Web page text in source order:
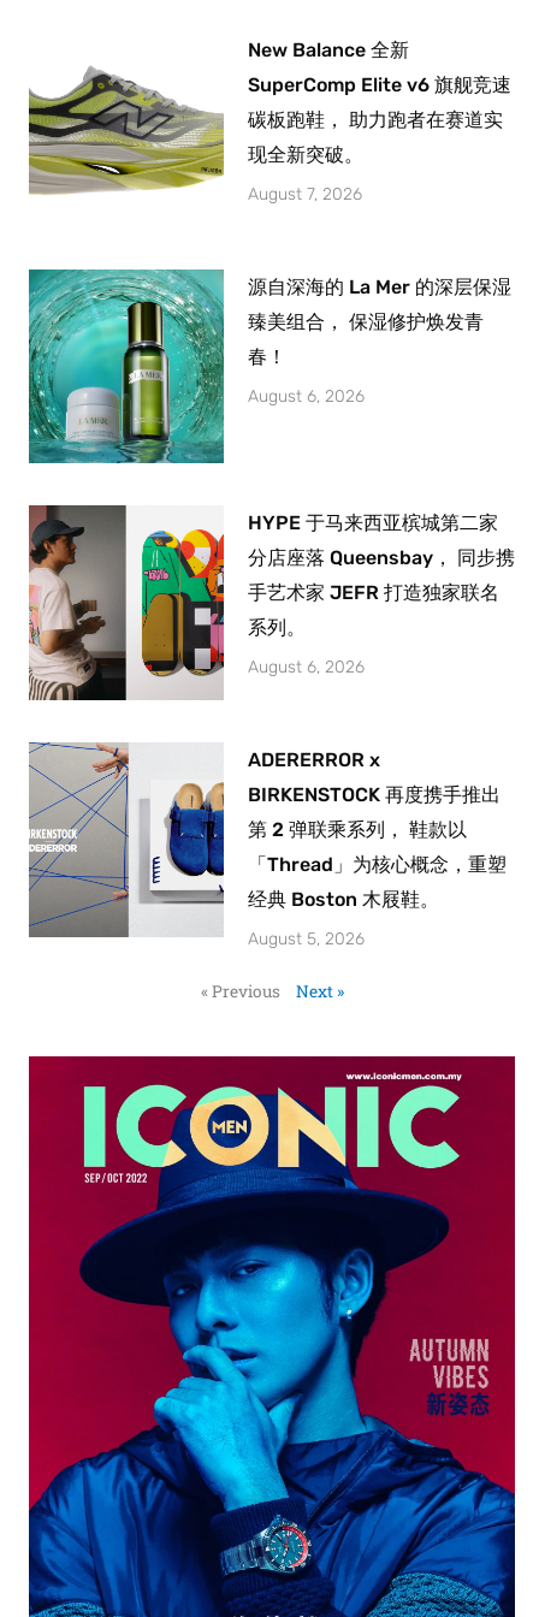
New Balance 全新
SuperComp Elite v6 旗舰竞速
碳板跑鞋， 助力跑者在赛道实
现全新突破。
August 7, 2026
源自深海的 La Mer 的深层保湿
臻美组合， 保湿修护焕发青
春！
August 6, 2026
HYPE 于马来西亚槟城第二家
分店座落 Queensbay， 同步携
手艺术家 JEFR 打造独家联名
系列。
August 6, 2026
ADERERROR x
BIRKENSTOCK 再度携手推出
第 2 弹联乘系列， 鞋款以
「Thread」为核心概念，重塑
经典 Boston 木屐鞋。
August 5, 2026
« Previous Next »